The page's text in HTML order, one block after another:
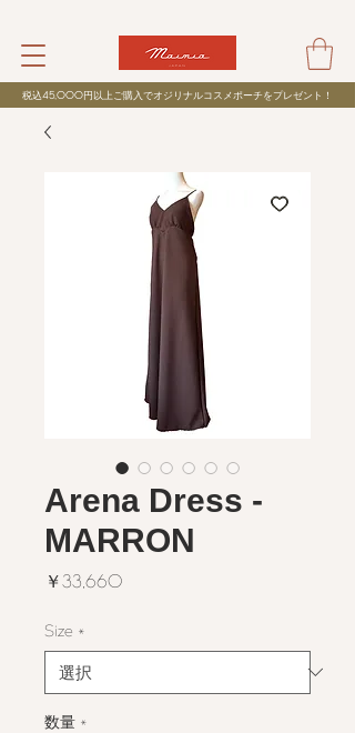
税込45,000円以上ご購入でオジリナルコスメポーチをプレゼント！
Arena Dress -
MARRON
￥33,660
Size *
数量 *